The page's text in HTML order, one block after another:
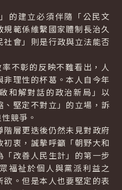
的建立必須伴隨「公民文
範係維繫國家體制長治久
會」則是行政與立法能否
不彰的反映不難看出，人
理性的杯葛。本人自今年
和解對話的政治新局」以
堅定不對立」的立場，訴
競爭。
層更迭後仍然未見對政府
衷，誠摰呼籲「朝野大和
改善人民生計」的第一步
福祉於個人與黨派利益之
。但是本人也要堅定的表